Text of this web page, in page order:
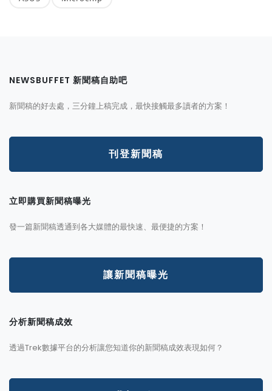
NEWSBUFFET 新聞稿自助吧
新聞稿的好去處，三分鐘上稿完成，最快接觸最多讀者的方案！
刊登新聞稿
立即購買新聞稿曝光
發一篇新聞稿透通到各大媒體的最快速、最便捷的方案！
讓新聞稿曝光
分析新聞稿成效
透過Trek數據平台的分析讓您知道你的新聞稿成效表現如何？